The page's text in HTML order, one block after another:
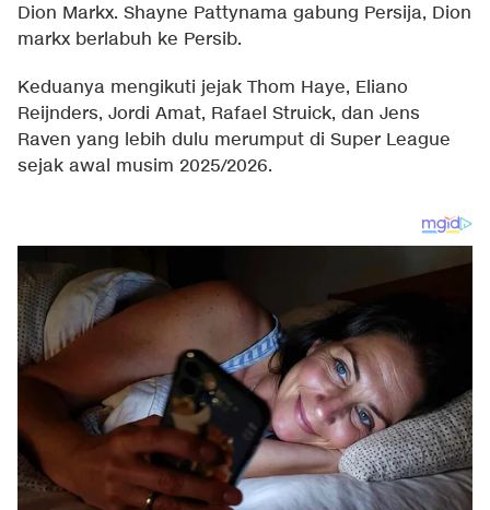
Dion Markx. Shayne Pattynama gabung Persija, Dion
markx berlabuh ke Persib.
Keduanya mengikuti jejak Thom Haye, Eliano
Reijnders, Jordi Amat, Rafael Struick, dan Jens
Raven yang lebih dulu merumput di Super League
sejak awal musim 2025/2026.